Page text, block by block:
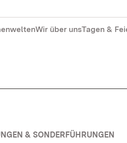
Wir über unsTagen &
& SONDERFÜHRUNGEN